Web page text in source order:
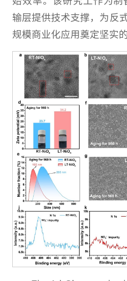
输层提供技术支撑，为反
规模商业化应用奠定坚实的